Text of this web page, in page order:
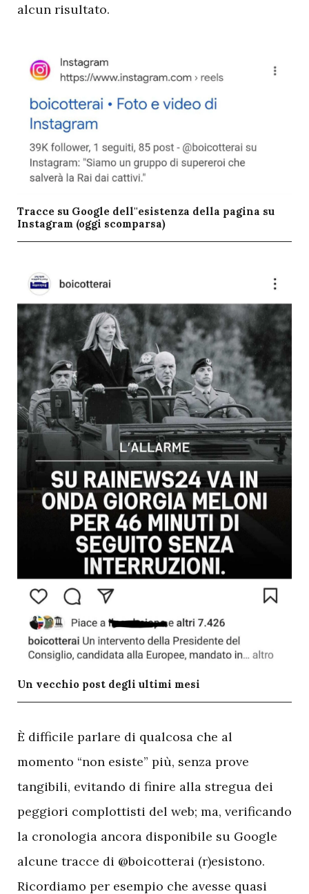
alcun risultato.
Tracce su Google dell''esistenza della pagina su
Instagram (oggi scomparsa)
Un vecchio post degli ultimi mesi
È difficile parlare di qualcosa che al
momento “non esiste” più, senza prove
tangibili, evitando di finire alla stregua dei
peggiori complottisti del web; ma, verificando
la cronologia ancora disponibile su Google
alcune tracce di @boicotterai (r)esistono.
Ricordiamo per esempio che avesse quasi